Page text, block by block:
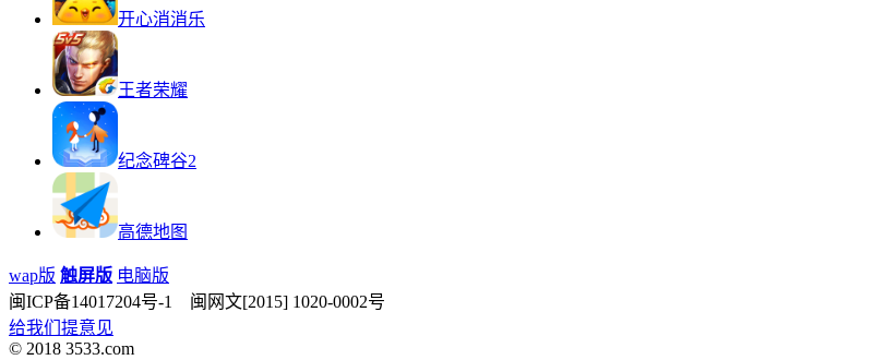
开心消消乐
王者荣耀
纪念碑谷2
高德地图
wap版 触屏版 电脑版
闽ICP备14017204号-1 闽网文[2015] 1020-0002号
给我们提意见
© 2018 3533.com